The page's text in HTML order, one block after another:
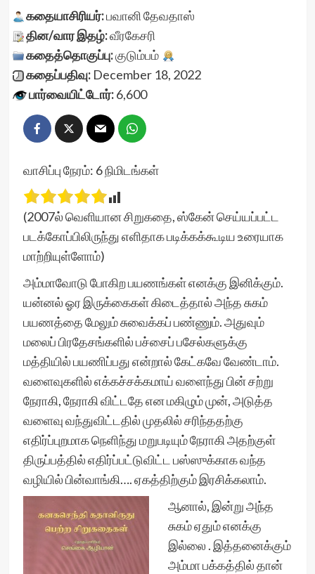
கதையாசிரியர்:பவானி தேவதாஸ்
தின/வார இதழ்:வீரகேசரி
கதைத்தொகுப்பு:குடும்பம்
கதைப்பதிவு:December 18, 2022
பார்வையிட்டோர்:6,600
வாசிப்பு நேரம்: 6நிமிடங்கள்
(2007ல் வெளியான சிறுகதை, ஸ்கேன் செய்யப்பட்ட
படக்கோப்பிலிருந்து எளிதாக படிக்கக்கூடிய உரையாக
மாற்றியுள்ளோம்)
அம்மாவோடு போகிற பயணங்கள் எனக்கு இனிக்கும்.
யன்னல் ஓர இருக்கைகள் கிடைத்தால் அந்த சுகம்
பயணத்தை மேலும் சுவைக்கப் பண்ணும். அதுவும்
மலைப் பிரதேசங்களில் பச்சைப் பசேல்களுக்கு
மத்தியில் பயணிப்பது என்றால் கேட்கவே வேண்டாம்.
வளைவுகளில் எக்கச்சக்கமாய் வளைந்து பின் சற்று
நேராகி, நேராகி விட்டதே என மகிழும் முன், அடுத்த
வளைவு வந்துவிட்டதில் முதலில் சரிந்ததற்கு
எதிர்ப்புறமாக நெளிந்து மறுபடியும் நேராகி அதற்குள்
திருப்பத்தில் எதிர்ப்பட்டுவிட்ட பஸ்ஸுக்காக வந்த
வழியில் பின்வாங்கி…. ஏகத்திற்கும் இரசிக்கலாம்.
ஆனால், இன்று அந்த
சுகம் ஏதும் எனக்கு
இல்லை . இத்தனைக்கும்
அம்மா பக்கத்தில் தான்